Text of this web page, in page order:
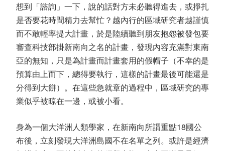
想到「諮詢」一下，說的話對方未必聽得進去，或掙扎
是否要花時間精力去幫忙？越內行的區域研究者越謹慎
而不敢輕率提大計畫，於是陸續聽到朋友抱怨被發包要
審查科技部掛新南向之名的計畫，發現內容充滿對東南
亞的無知，只是為計畫而計畫套用的假帽子（不幸的是
預算由上而下，總得要執行，這樣的計畫最後可能還是
分得到大餅）。在這些急就章的過程中，區域研究的專
業似乎被晾在一邊，或被小看。
身為一個大洋洲人類學家，在新南向所謂重點18國公
布後，立刻發現大洋洲島國不在名單之列。或許是經濟